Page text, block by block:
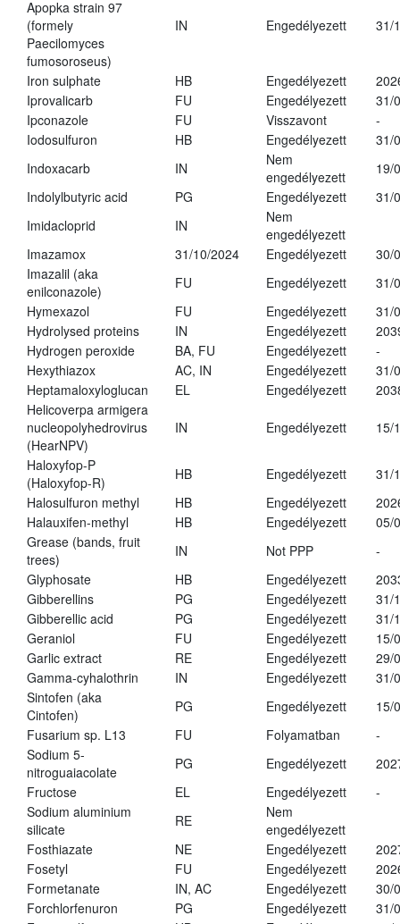
Apopka strain 97
(formely
Paecilomyces
fumosoroseus)
IN Engedélyezett 31/
Iron sulphate HB Engedélyezett
Iprovalicarb
FU Engedélyezett
31/
Ipconazole
FU Visszavont
-
Iodosulfuron
HB Engedélyezett
31/
Indoxacarb
IN
Nem
engedélyezett
19/
Indolylbutyric acid
PG Engedélyezett
31/
Imidacloprid
IN
Nem
engedélyezett
Imazamox
31/10/2024 Engedélyezett
30/
Imazalil (aka
enilconazole)
FU Engedélyezett
31/
Hymexazol
FU Engedélyezett
31/
Hydrolysed proteins
IN Engedélyezett
Hydrogen peroxide
BA, FU Engedélyezett
-
Hexythiazox
AC, IN Engedélyezett
31/
Heptamaloxyloglucan
EL Engedélyezett
Helicoverpa armigera
nucleopolyhedrovirus
(HearNPV)
IN Engedélyezett 15/
Haloxyfop-P
(Haloxyfop-R)
HB Engedélyezett
31/
Halosulfuron methyl
HB Engedélyezett
Halauxifen-methyl
HB Engedélyezett
05/
Grease (bands, fruit
trees)
IN Not PPP
-
Glyphosate
HB Engedélyezett
Gibberellins
PG Engedélyezett
31/
Gibberellic acid
PG Engedélyezett
31/
Geraniol
FU Engedélyezett
15/
Garlic extract
RE Engedélyezett
29/
Gamma-cyhalothrin
IN Engedélyezett
31/
Sintofen (aka
Cintofen)
PG Engedélyezett
15/
Fusarium sp. L13
FU Folyamatban
-
Sodium 5-
nitroguaiacolate
PG Engedélyezett
Fructose
EL Engedélyezett
-
Sodium aluminium
silicate
RE
Nem
engedélyezett
Fosthiazate
NE Engedélyezett
Fosetyl
FU Engedélyezett
Formetanate
IN, AC Engedélyezett
30/
Forchlorfenuron
PG Engedélyezett
31/